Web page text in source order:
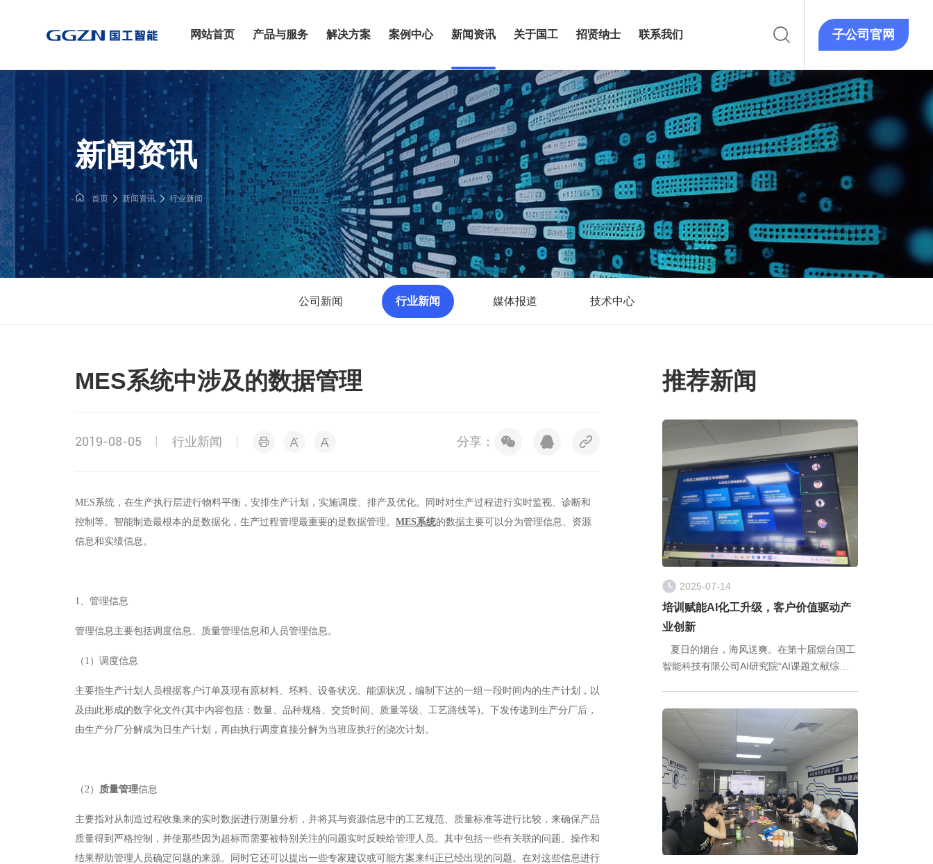
网站首页 产品与服务 解决方案 案例中心 新闻资讯 关于国工 招贤纳士 联系我们 子公司官网
新闻资讯
首页 新闻资讯 行业新闻
公司新闻 行业新闻 媒体报道 技术中心
MES系统中涉及的数据管理
2019-08-05 行业新闻 分享：
MES系统，在生产执行层进行物料平衡，安排生产计划，实施调度、排产及优化。同时对生产过程进行实时监视、诊断和
控制等。智能制造最根本的是数据化，生产过程管理最重要的是数据管理。 MES系统的数据主要可以分为管理信息、资源
信息和实绩信息。
1、 管理信息
管理信息主要包括调度信息、质量管理信息和人员管理信息。
（1）调度信息
主要指生产计划人员根据客户订单及现有原材料、坯料、设备状况、能源状况，编制下达的一组一段时间内的生产计划，以
及由此形成的数字化文件(其中内容包括：数量、品种规格、交货时间、质量等级、工艺路线等)。下发传递到生产分厂后，
由生产分厂分解成为日生产计划，再由执行调度直接分解为当班应执行的浇次计划。
（2） 质量管理信息
主要指对从制造过程收集来的实时数据进行测量分析，并将其与资源信息中的工艺规范、质量标准等进行比较，来确保产品
质量得到严格控制，并使那些因为超标而需要被特别关注的问题实时反映给管理人员。其中包括一些有关联的问题、操作和
结果帮助管理人员确定问题的来源。同时它还可以提出一些专家建议或可能方案来纠正已经出现的问题。在对这些信息进行
推荐新闻
2025-07-14
培训赋能AI化工升级，客户价值驱动产
业创新
夏日的烟台，海风送爽。在第十届烟台国工
智能科技有限公司AI研究院“AI课题文献综述